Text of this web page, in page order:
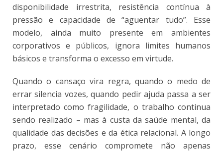
disponibilidade irrestrita, resistência contínua à
pressão e capacidade de “aguentar tudo”. Esse
modelo, ainda muito presente em ambientes
corporativos e públicos, ignora limites humanos
básicos e transforma o excesso em virtude.
Quando o cansaço vira regra, quando o medo de
errar silencia vozes, quando pedir ajuda passa a ser
interpretado como fragilidade, o trabalho continua
sendo realizado – mas à custa da saúde mental, da
qualidade das decisões e da ética relacional. A longo
prazo, esse cenário compromete não apenas